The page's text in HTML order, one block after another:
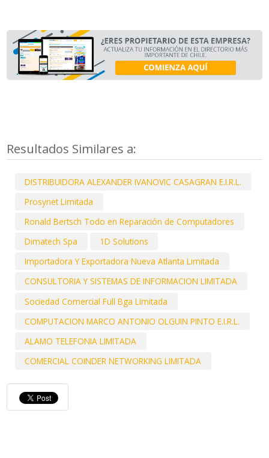
Resultados Similares a:
DISTRIBUIDORA ALEXANDER IVANOVIC CASAGRAN E.I.R.L.
Prosynet Limitada
Ronald Bertsch Todo en Reparación de Computadores
Dimatech Spa
1D Solutions
Importadora Y Exportadora Nueva Atlanta Limitada
CONSULTORIA Y SISTEMAS DE INFORMACION LIMITADA
Sociedad Comercial Full Bga Limitada
COMPUTACION MARCO ANTONIO OLGUIN PINTO E.I.R.L.
ALAMO TELEFONIA LIMITADA
COMERCIAL COINDER NETWORKING LIMITADA